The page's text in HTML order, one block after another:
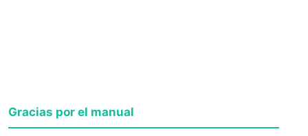
Gracias por el manual